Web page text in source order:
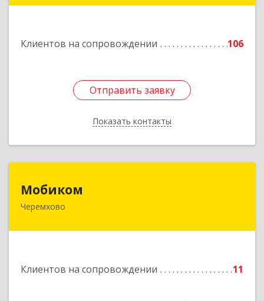
Клиентов на сопровождении 106
Отправить заявку
Показать контакты
Отправить заявку
Назад
Мобиком
Черемхово
Клиентов на сопровождении 11